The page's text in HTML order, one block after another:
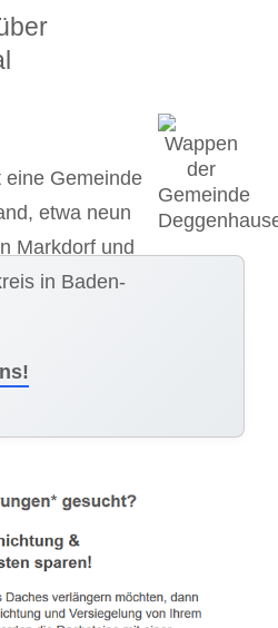
eine Gemeinde
etwa neun
Markdorf und
in Baden-